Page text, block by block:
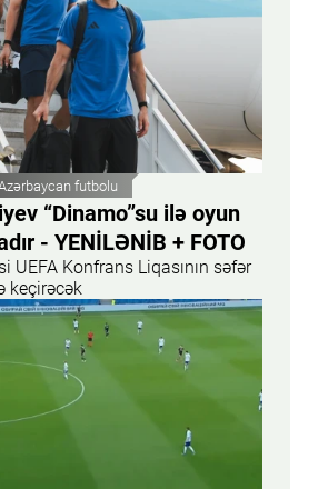
futbolu
“Dinamo”su ilə oyun
- YENİLƏNİB + FOTO
UEFA Konfrans Liqasının səfər
keçirəcək